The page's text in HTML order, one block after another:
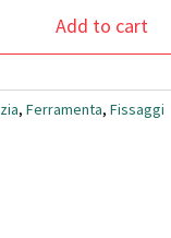
Add to cart
, Ferramenta, Fissaggi